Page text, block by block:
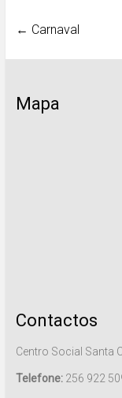
← Carnaval
Mapa
Contactos
Centro Social Santa
Telefone:256 922